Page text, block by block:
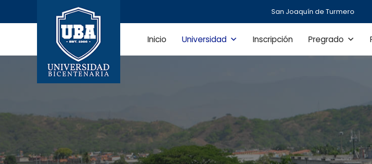
San Joaquín de Turmero
Inicio Universidad Inscripción Pregrado